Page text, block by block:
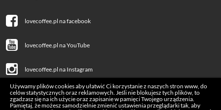
lovecoffee.pl na facebook
lovecoffee.pl na YouTube
lovecoffee.pl na Instagram
Używamy plików cookies aby ułatwić Ci korzystanie z naszych stron www, do
celów statystycznych oraz reklamowych. Jeśli nie blokujesz tych plików, to
zgadzasz się na ich użycie oraz zapisanie w pamięci Twojego urządzenia.
Pamiętaj, że możesz samodzielnie zmienić ustawienia przeglądarki tak, aby